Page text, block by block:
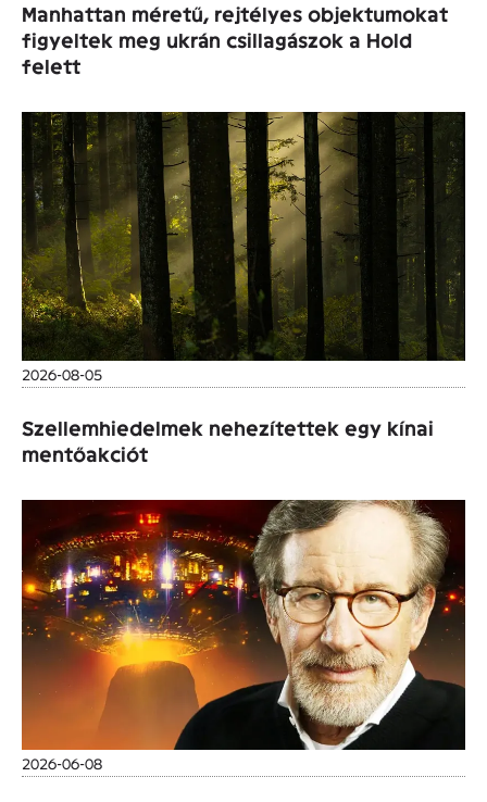
Manhattan méretű, rejtélyes objektumokat
figyeltek meg ukrán csillagászok a Hold
felett
2026-08-05
Szellemhiedelmek nehezítettek egy kínai
mentőakciót
2026-06-08